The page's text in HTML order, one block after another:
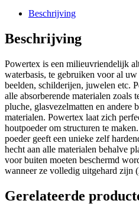
Beschrijving
Beschrijving
Powertex is een milieuvriendelijk
waterbasis, te gebruiken voor al
beelden, schilderijen, juwelen etc.
alle absorberende materialen zoals
pluche, glasvezelmatten en andere
materialen. Powertex laat zich
houtpoeder om structuren te
poeder geeft een unieke zelf
hecht aan alle materialen behalve
voor buiten moeten beschermd
wanneer ze volledig uitgehard zijn
Gerelateerde